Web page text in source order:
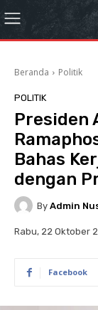
Beranda Politik
POLITIK
Presiden
Bahas
dengan
By Admin
Rabu, 22 Oktober
Facebook